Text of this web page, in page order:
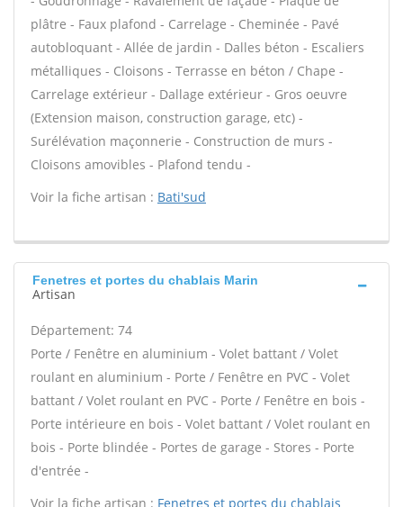
plâtre - Faux plafond - Carrelage - Cheminée - Pavé
autobloquant - Allée de jardin - Dalles béton - Escaliers
métalliques - Cloisons - Terrasse en béton / Chape -
Carrelage extérieur - Dallage extérieur - Gros oeuvre
(Extension maison, construction garage, etc) -
Surélévation maçonnerie - Construction de murs -
Cloisons amovibles - Plafond tendu -
Voir la fiche artisan : Bati'sud
Fenetres et portes du chablais Marin
Artisan
Département: 74
Porte / Fenêtre en aluminium - Volet battant / Volet
roulant en aluminium - Porte / Fenêtre en PVC - Volet
battant / Volet roulant en PVC - Porte / Fenêtre en bois -
Porte intérieure en bois - Volet battant / Volet roulant en
bois - Porte blindée - Portes de garage - Stores - Porte
d'entrée -
Voir la fiche artisan : Fenetres et portes du chablais